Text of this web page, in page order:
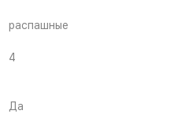
распашные
4
Да